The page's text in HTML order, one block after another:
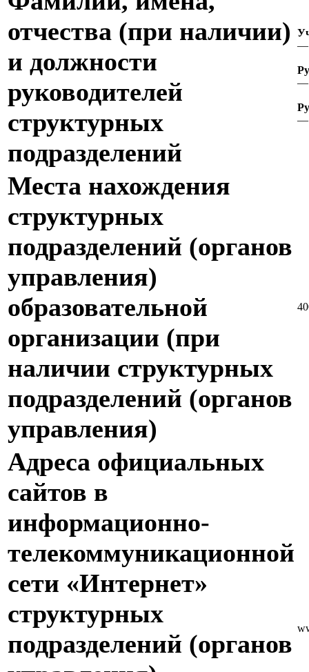
отчества (при наличии)
и должности
руководителей
структурных
подразделений
—
—
—
Места нахождения
структурных
подразделений (органов
управления)
образовательной
организации (при
наличии структурных
подразделений (органов
управления)
Адреса официальных
сайтов в
информационно-
телекоммуникационной
сети «Интернет»
структурных
подразделений (органов